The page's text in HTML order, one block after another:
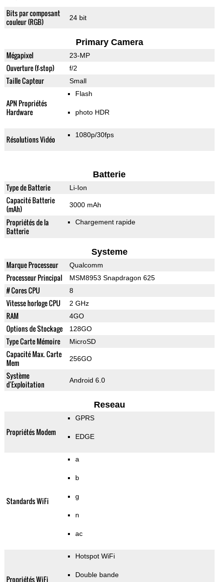
Bits par composant
couleur (RGB)
24 bit
Primary Camera
Mégapixel 23-MP
Ouverture (f-stop) f/2
Taille Capteur Small
APN Propriétés
Hardware
Flash
photo HDR
Résolutions Vidéo 1080p/30fps
Batterie
Type de Batterie Li-Ion
Capacité Batterie
(mAh)
3000 mAh
Propriétés de la
Batterie
Chargement rapide
Systeme
Marque Processeur Qualcomm
Processeur Principal MSM8953 Snapdragon 625
# Cores CPU 8
Vitesse horloge CPU 2 GHz
RAM 4GO
Options de Stockage 128GO
Type Carte Mémoire MicroSD
Capacité Max. Carte
Mem
256GO
Système
d'Exploitation
Android 6.0
Reseau
Propriétés Modem
GPRS
EDGE
Standards WiFi
a
b
g
n
ac
Propriétés WiFi
Hotspot WiFi
Double bande